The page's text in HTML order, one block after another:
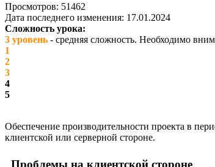
Просмотров: 51462
Дата последнего изменения: 17.01.2024
Сложность урока:
3 уровень - средняя сложность. Необходимо
1
2
3
4
5
Обеспечение производительности проекта в
клиентской или серверной стороне.
Проблемы на клиентской стороне